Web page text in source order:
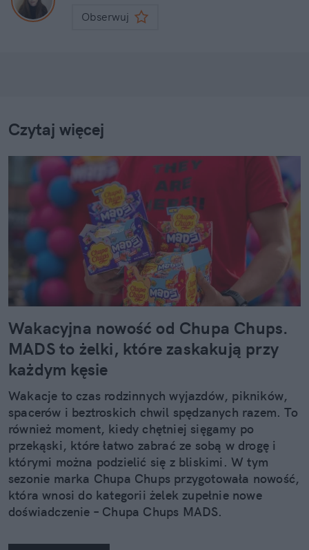
Obserwuj
Czytaj więcej
Wakacyjna nowość od Chupa Chups.
MADS to żelki, które zaskakują przy
każdym kęsie
Wakacje to czas rodzinnych wyjazdów, pikników,
spacerów i beztroskich chwil spędzanych razem. To
również moment, kiedy chętniej sięgamy po
przekąski, które łatwo zabrać ze sobą w drogę i
którymi można podzielić się z bliskimi. W tym
sezonie marka Chupa Chups przygotowała nowość,
która wnosi do kategorii żelek zupełnie nowe
doświadczenie – Chupa Chups MADS.